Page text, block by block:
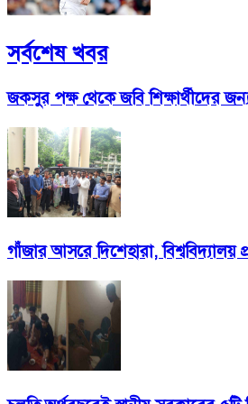
সর্বশেষ খবর
জকসুর পক্ষ থেকে জবি শিক্ষার্থীদের
গাঁজার আসরে দিশেহারা,